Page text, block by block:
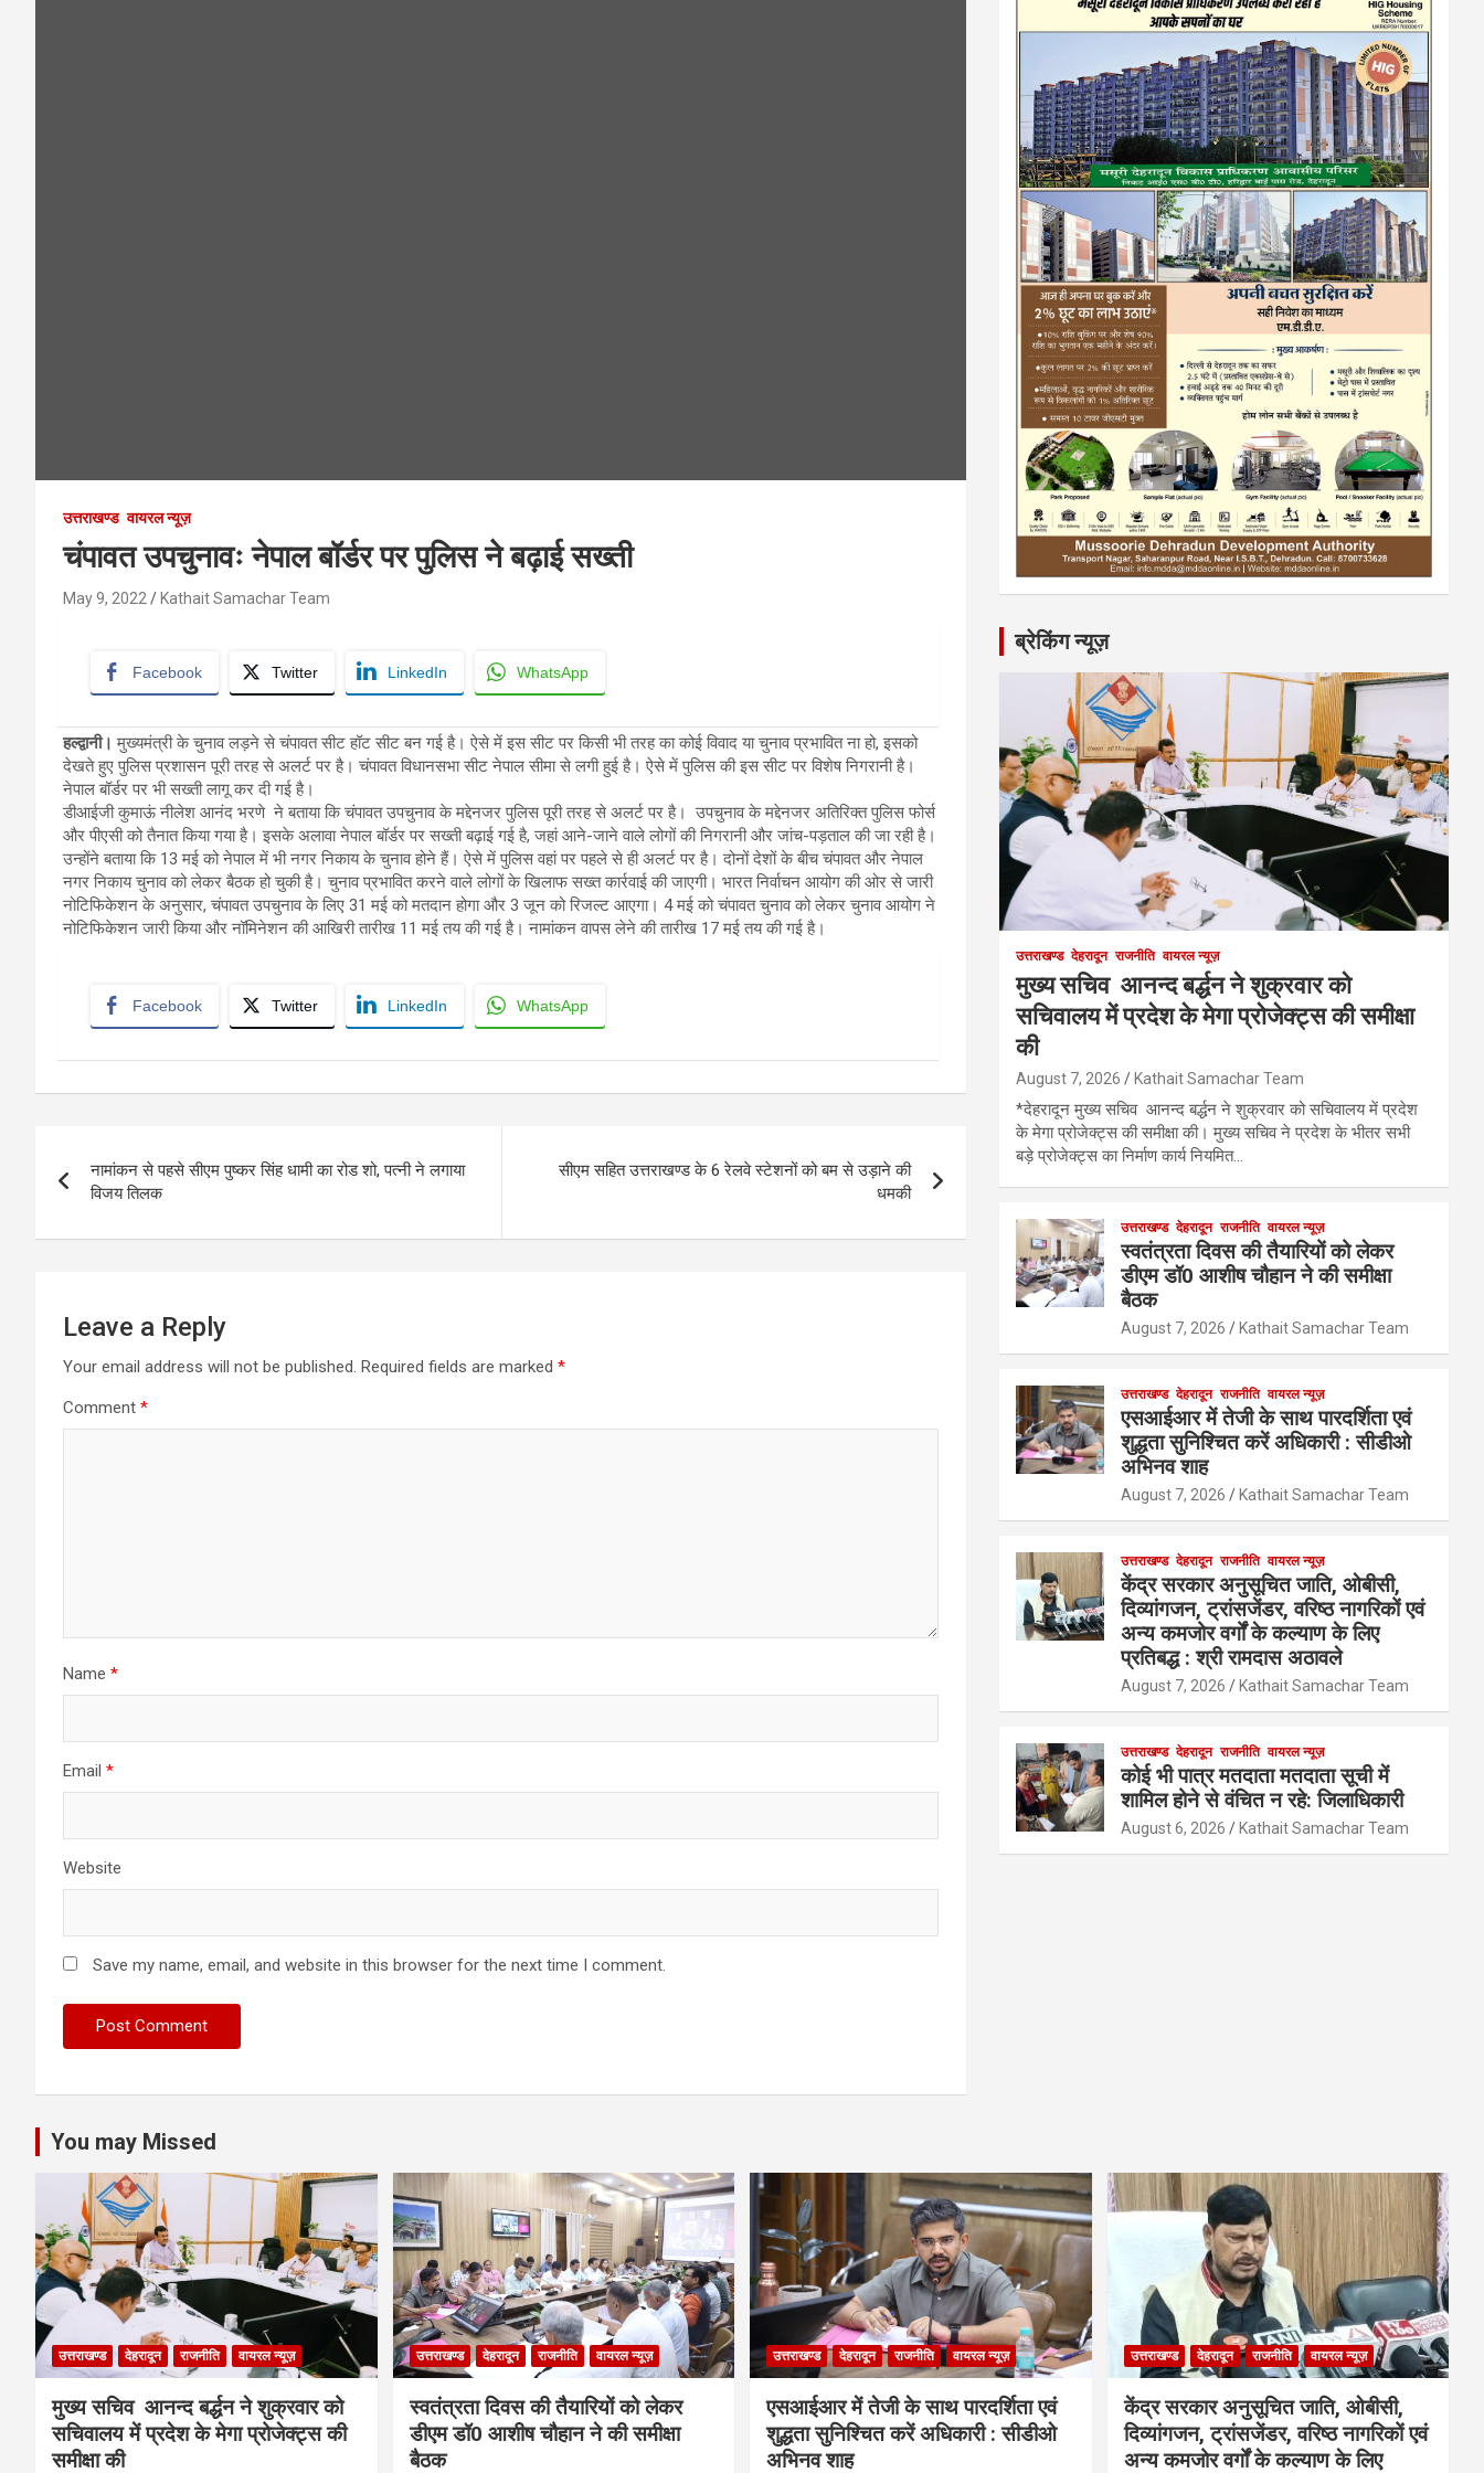
उत्तराखण्ड वायरल न्यूज़
चंपावत उपचुनावः नेपाल बॉर्डर पर पुलिस ने बढ़ाई सख्ती
May 9, 2022 Kathait Samachar Team
Facebook Twitter LinkedIn WhatsApp
हल्द्वानी। मुख्यमंत्री के चुनाव लड़ने से चंपावत सीट हॉट सीट बन गई है। ऐसे में इस सीट पर किसी भी तरह का कोई विवाद या चुनाव प्रभावित ना हो, इसको
देखते हुए पुलिस प्रशासन पूरी तरह से अलर्ट पर है। चंपावत विधानसभा सीट नेपाल सीमा से लगी हुई है। ऐसे में पुलिस की इस सीट पर विशेष निगरानी है।
नेपाल बॉर्डर पर भी सख्ती लागू कर दी गई है।
डीआईजी कुमाऊं नीलेश आनंद भरणे ने बताया कि चंपावत उपचुनाव के मद्देनजर पुलिस पूरी तरह से अलर्ट पर है। उपचुनाव के मद्देनजर अतिरिक्त पुलिस फोर्स
और पीएसी को तैनात किया गया है। इसके अलावा नेपाल बॉर्डर पर सख्ती बढ़ाई गई है, जहां आने-जाने वाले लोगों की निगरानी और जांच-पड़ताल की जा रही है।
उन्होंने बताया कि 13 मई को नेपाल में भी नगर निकाय के चुनाव होने हैं। ऐसे में पुलिस वहां पर पहले से ही अलर्ट पर है। दोनों देशों के बीच चंपावत और नेपाल
नगर निकाय चुनाव को लेकर बैठक हो चुकी है। चुनाव प्रभावित करने वाले लोगों के खिलाफ सख्त कार्रवाई की जाएगी। भारत निर्वाचन आयोग की ओर से जारी
नोटिफिकेशन के अनुसार, चंपावत उपचुनाव के लिए 31 मई को मतदान होगा और 3 जून को रिजल्ट आएगा। 4 मई को चंपावत चुनाव को लेकर चुनाव आयोग ने
नोटिफिकेशन जारी किया और नॉमिनेशन की आखिरी तारीख 11 मई तय की गई है। नामांकन वापस लेने की तारीख 17 मई तय की गई है।
Facebook Twitter LinkedIn WhatsApp
navigation
नामांकन से पहसे सीएम पुष्कर सिंह धामी का रोड शो, पत्नी ने लगाया
विजय तिलक
सीएम सहित उत्तराखण्ड के 6 रेलवे स्टेशनों को बम से उड़ाने की
धमकी
Leave a Reply
Your email address will not be published. Required fields are marked *
Comment *
Name *
Email *
Website
Save my name, email, and website in this browser for the next time I comment.
ब्रेकिंग न्यूज़
उत्तराखण्ड देहरादून राजनीति वायरल न्यूज़
मुख्य सचिव आनन्द बर्द्धन ने शुक्रवार को
सचिवालय में प्रदेश के मेगा प्रोजेक्ट्स की समीक्षा
की
August 7, 2026 Kathait Samachar Team
*देहरादून मुख्य सचिव आनन्द बर्द्धन ने शुक्रवार को सचिवालय में प्रदेश
के मेगा प्रोजेक्ट्स की समीक्षा की। मुख्य सचिव ने प्रदेश के भीतर सभी
बड़े प्रोजेक्ट्स का निर्माण कार्य नियमित…
उत्तराखण्ड देहरादून राजनीति वायरल न्यूज़
स्वतंत्रता दिवस की तैयारियों को लेकर
डीएम डॉ0 आशीष चौहान ने की समीक्षा
बैठक
August 7, 2026 Kathait Samachar Team
उत्तराखण्ड देहरादून राजनीति वायरल न्यूज़
एसआईआर में तेजी के साथ पारदर्शिता एवं
शुद्धता सुनिश्चित करें अधिकारी : सीडीओ
अभिनव शाह
August 7, 2026 Kathait Samachar Team
उत्तराखण्ड देहरादून राजनीति वायरल न्यूज़
केंद्र सरकार अनुसूचित जाति, ओबीसी,
दिव्यांगजन, ट्रांसजेंडर, वरिष्ठ नागरिकों एवं
अन्य कमजोर वर्गों के कल्याण के लिए
प्रतिबद्ध : श्री रामदास अठावले
August 7, 2026 Kathait Samachar Team
उत्तराखण्ड देहरादून राजनीति वायरल न्यूज़
कोई भी पात्र मतदाता मतदाता सूची में
शामिल होने से वंचित न रहे: जिलाधिकारी
August 6, 2026 Kathait Samachar Team
You may Missed
उत्तराखण्ड देहरादून राजनीति वायरल न्यूज़
मुख्य सचिव आनन्द बर्द्धन ने शुक्रवार को
सचिवालय में प्रदेश के मेगा प्रोजेक्ट्स की
समीक्षा की
उत्तराखण्ड देहरादून राजनीति वायरल न्यूज़
स्वतंत्रता दिवस की तैयारियों को लेकर
डीएम डॉ0 आशीष चौहान ने की समीक्षा
बैठक
उत्तराखण्ड देहरादून राजनीति वायरल न्यूज़
एसआईआर में तेजी के साथ पारदर्शिता एवं
शुद्धता सुनिश्चित करें अधिकारी : सीडीओ
अभिनव शाह
उत्तराखण्ड देहरादून राजनीति वायरल न्यूज़
केंद्र सरकार अनुसूचित जाति, ओबीसी,
दिव्यांगजन, ट्रांसजेंडर, वरिष्ठ नागरिकों एवं
अन्य कमजोर वर्गों के कल्याण के लिए